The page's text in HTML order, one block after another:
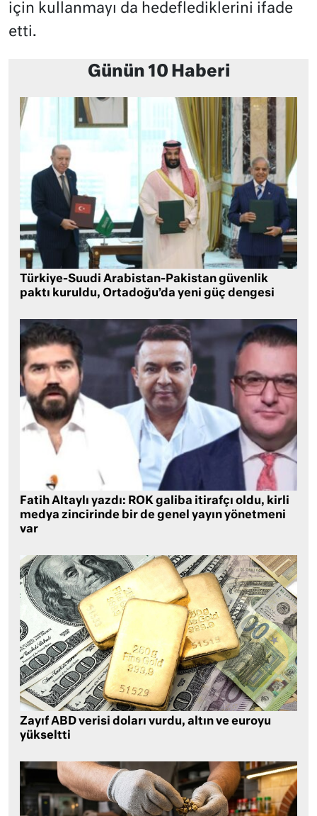
için kullanmayı da hedeflediklerini ifade
etti.
Günün 10 Haberi
Türkiye-Suudi Arabistan-Pakistan güvenlik
paktı kuruldu, Ortadoğu’da yeni güç dengesi
Fatih Altaylı yazdı: ROK galiba itirafçı oldu, kirli
medya zincirinde bir de genel yayın yönetmeni
var
Zayıf ABD verisi doları vurdu, altın ve euroyu
yükseltti